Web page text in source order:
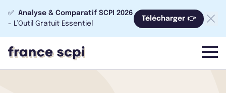
✅ Analyse & Comparatif SCPI 2026
- L’Outil Gratuit Essentiel
Télécharger 👉
menu